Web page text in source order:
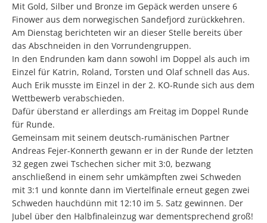
Mit Gold, Silber und Bronze im Gepäck werden unsere 6
Finower aus dem norwegischen Sandefjord zurückkehren.
Am Dienstag berichteten wir an dieser Stelle bereits über
das Abschneiden in den Vorrundengruppen.
In den Endrunden kam dann sowohl im Doppel als auch im
Einzel für Katrin, Roland, Torsten und Olaf schnell das Aus.
Auch Erik musste im Einzel in der 2. KO-Runde sich aus dem
Wettbewerb verabschieden.
Dafür überstand er allerdings am Freitag im Doppel Runde
für Runde.
Gemeinsam mit seinem deutsch-rumänischen Partner
Andreas Fejer-Konnerth gewann er in der Runde der letzten
32 gegen zwei Tschechen sicher mit 3:0, bezwang
anschließend in einem sehr umkämpften zwei Schweden
mit 3:1 und konnte dann im Viertelfinale erneut gegen zwei
Schweden hauchdünn mit 12:10 im 5. Satz gewinnen. Der
Jubel über den Halbfinaleinzug war dementsprechend groß!